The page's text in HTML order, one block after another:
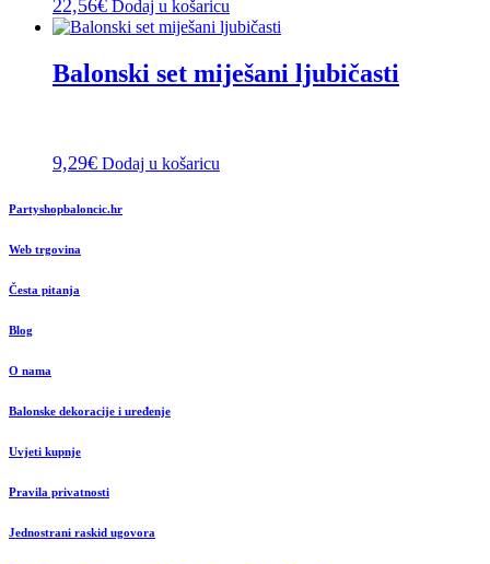
22,56€ Dodaj u košaricu
Balonski set miješani ljubičasti
9,29€ Dodaj u košaricu
Partyshopbaloncic.hr
Web trgovina
Česta pitanja
Blog
O nama
Balonske dekoracije i uređenje
Uvjeti kupnje
Pravila privatnosti
Jednostrani raskid ugovora